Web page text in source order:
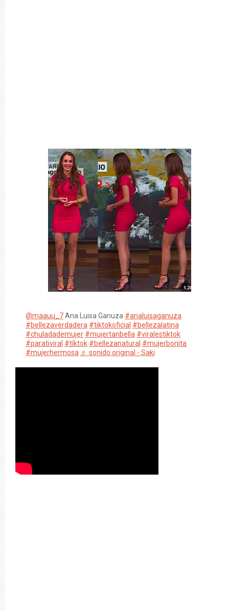
@maauu_7Ana Luisa Ganuza #analuisaganuza
#bellezaverdadera #tiktokoficial #bellezalatina
#chuladademujer #mujertanbella #viralestiktok
#parativiral #tíktok #bellezanatural #mujerbonita
#mujerhermosa ♬ sonido original - Saki